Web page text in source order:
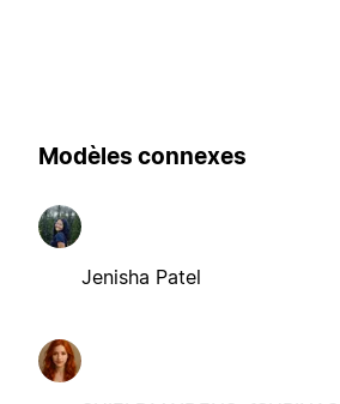
Modèles connexes
Jenisha Patel